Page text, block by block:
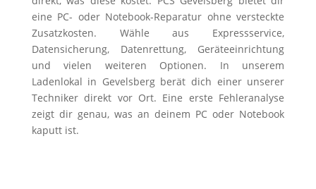
eine PC- oder Notebook-Reparatur ohne versteckte
Zusatzkosten. Wähle aus Expressservice,
Datensicherung, Datenrettung, Geräteeinrichtung
und vielen weiteren Optionen. In unserem
Ladenlokal in Gevelsberg berät dich einer unserer
Techniker direkt vor Ort. Eine erste Fehleranalyse
zeigt dir genau, was an deinem PC oder Notebook
kaputt ist.